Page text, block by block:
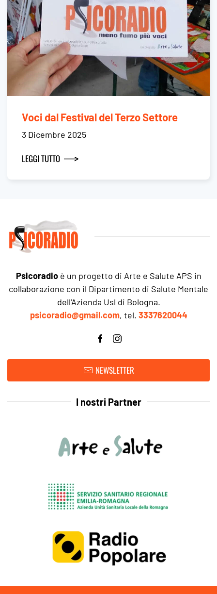
Voci dal Festival del Terzo Settore
3 Dicembre 2025
LEGGI TUTTO
Psicoradioè un progetto di Arte e Salute APS in
collaborazione con il Dipartimento di Salute Mentale
dell'Azienda Usl di Bologna.
psicoradio@gmail.com, tel. 3337620044
NEWSLETTER
I nostri Partner